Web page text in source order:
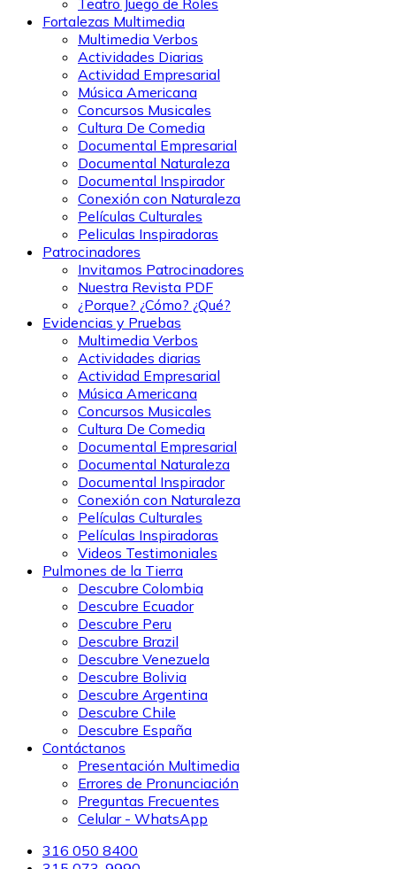
Teatro Juego de Roles
Fortalezas Multimedia
Multimedia Verbos
Actividades Diarias
Actividad Empresarial
Música Americana
Concursos Musicales
Cultura De Comedia
Documental Empresarial
Documental Naturaleza
Documental Inspirador
Conexión con Naturaleza
Películas Culturales
Peliculas Inspiradoras
Patrocinadores
Invitamos Patrocinadores
Nuestra Revista PDF
¿Porque? ¿Cómo? ¿Qué?
Evidencias y Pruebas
Multimedia Verbos
Actividades diarias
Actividad Empresarial
Música Americana
Concursos Musicales
Cultura De Comedia
Documental Empresarial
Documental Naturaleza
Documental Inspirador
Conexión con Naturaleza
Películas Culturales
Películas Inspiradoras
Videos Testimoniales
Pulmones de la Tierra
Descubre Colombia
Descubre Ecuador
Descubre Peru
Descubre Brazil
Descubre Venezuela
Descubre Bolivia
Descubre Argentina
Descubre Chile
Descubre España
Contáctanos
Presentación Multimedia
Errores de Pronunciación
Preguntas Frecuentes
Celular - WhatsApp
316 050 8400